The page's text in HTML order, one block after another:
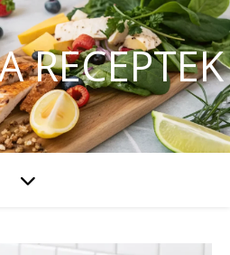
RECEPTEK